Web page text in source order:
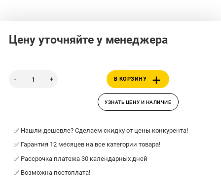
Цену уточняйте у менеджера
В КОРЗИНУ
УЗНАТЬ ЦЕНУ И НАЛИЧИЕ
✅ Нашли дешевле? Сделаем скидку от цены конкурента!
✅ Гарантия 12 месяцев на все категории товара!
✅ Рассрочка платежа 30 календарных дней
✅ Возможна постоплата!